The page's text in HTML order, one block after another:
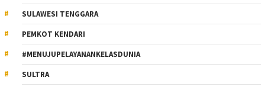
SULAWESI TENGGARA
PEMKOT KENDARI
#MENUJUPELAYANANKELASDUNIA
SULTRA